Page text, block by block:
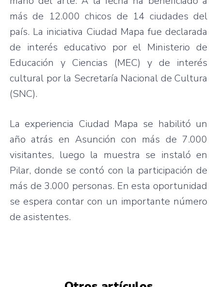
más de 12.000 chicos de 14 ciudades del
país. La iniciativa Ciudad Mapa fue declarada
de interés educativo por el Ministerio de
Educación y Ciencias (MEC) y de interés
cultural por la Secretaría Nacional de Cultura
(SNC).
La experiencia Ciudad Mapa se habilitó un
año atrás en Asunción con más de 7.000
visitantes, luego la muestra se instaló en
Pilar, donde se contó con la participación de
más de 3.000 personas. En esta oportunidad
se espera contar con un importante número
de asistentes.